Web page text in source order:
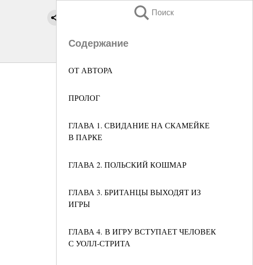
Поиск
Содержание
ОТ АВТОРА
ПРОЛОГ
ГЛАВА 1. СВИДАНИЕ НА СКАМЕЙКЕ
В ПАРКЕ
ГЛАВА 2. ПОЛЬСКИЙ КОШМАР
ГЛАВА 3. БРИТАНЦЫ ВЫХОДЯТ ИЗ
ИГРЫ
ГЛАВА 4. В ИГРУ ВСТУПАЕТ ЧЕЛОВЕК
С УОЛЛ-СТРИТА